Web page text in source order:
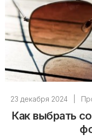
23 декабря 2024
Как выбрать